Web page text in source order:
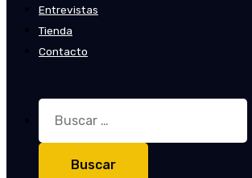
Entrevistas
Tienda
Contacto
Buscar: